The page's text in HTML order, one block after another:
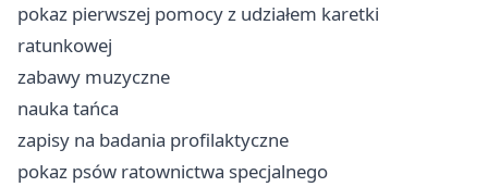
pokaz pierwszej pomocy z udziałem karetki
ratunkowej
zabawy muzyczne
nauka tańca
zapisy na badania profilaktyczne
pokaz psów ratownictwa specjalnego